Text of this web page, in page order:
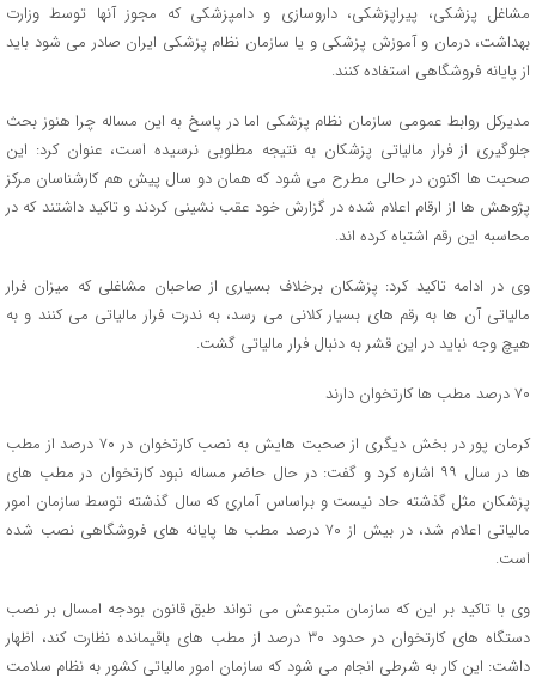
مشاغل پزشکی، پیراپزشکی، داروسازی و دامپزشکی که مجوز آنها توسط وزارت
بهداشت، درمان و آموزش پزشکی و یا سازمان نظام پزشکی ایران صادر می شود باید
از پایانه فروشگاهی استفاده کنند.
مدیرکل روابط عمومی سازمان نظام پزشکی اما در پاسخ به این مساله چرا هنوز بحث
جلوگیری از فرار مالیاتی پزشکان به نتیجه مطلوبی نرسیده است، عنوان کرد: این
صحبت ها اکنون در حالی مطرح می شود که همان دو سال پیش هم کارشناسان مرکز
پژوهش ها از ارقام اعلام شده در گزارش خود عقب نشینی کردند و تاکید داشتند که در
محاسبه این رقم اشتباه کرده اند.
وی در ادامه تاکید کرد: پزشکان برخلاف بسیاری از صاحبان مشاغلی که میزان فرار
مالیاتی آن ها به رقم های بسیار کلانی می رسد، به ندرت فرار مالیاتی می کنند و به
هیچ وجه نباید در این قشر به دنبال فرار مالیاتی گشت.
۷۰ درصد مطب ها کارتخوان دارند
کرمان پور در بخش دیگری از صحبت هایش به نصب کارتخوان در ۷۰ درصد از مطب
ها در سال ۹۹ اشاره کرد و گفت: در حال حاضر مساله نبود کارتخوان در مطب های
پزشکان مثل گذشته حاد نیست و براساس آماری که سال گذشته توسط سازمان امور
مالیاتی اعلام شد، در بیش از ۷۰ درصد مطب ها پایانه های فروشگاهی نصب شده
است.
وی با تاکید بر این که سازمان متبوعش می تواند طبق قانون بودجه امسال بر نصب
دستگاه های کارتخوان در حدود ۳۰ درصد از مطب های باقیمانده نظارت کند، اظهار
داشت: این کار به شرطی انجام می شود که سازمان امور مالیاتی کشور به نظام سلامت